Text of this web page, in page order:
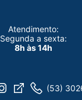
Atendimento:
Segunda a sexta:
8h às 14h
(53)